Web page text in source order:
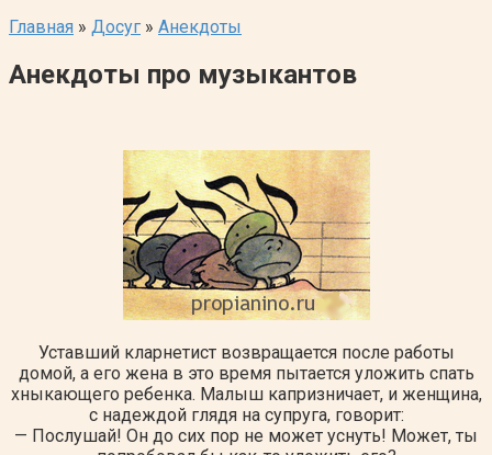
Главная » Досуг » Анекдоты
Анекдоты про музыкантов
Уставший кларнетист возвращается после работы
домой, а его жена в это время пытается уложить спать
хныкающего ребенка. Малыш капризничает, и женщина,
с надеждой глядя на супруга, говорит:
— Послушай! Он до сих пор не может уснуть! Может, ты